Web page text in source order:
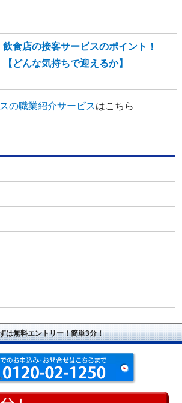
飲食店の接客サービスのポイント！
【どんな気持ちで迎えるか】
の職業紹介サービスはこちら
は無料エントリー！簡単3分！